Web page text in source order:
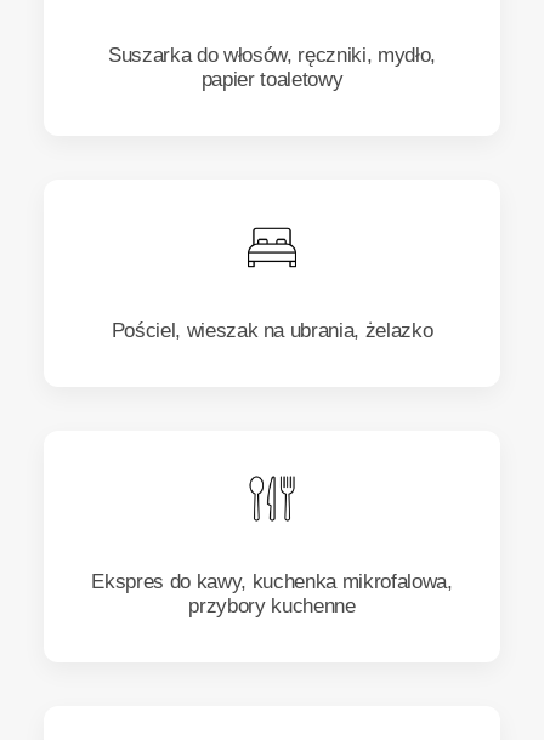
Suszarka do włosów, ręczniki, mydło,
papier toaletowy
Pościel, wieszak na ubrania, żelazko
Ekspres do kawy, kuchenka mikrofalowa,
przybory kuchenne